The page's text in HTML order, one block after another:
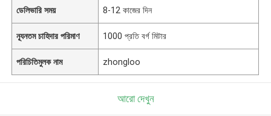
ডেলিভারি সময় 8-12 কাজের দিন
ন্যূনতম চাহিদার পরিমাণ 1000 প্রতি বর্গ মিটার
পরিচিতিমুলক নাম zhongloo
আরো দেখুন